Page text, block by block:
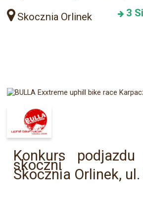
Skocznia Orlinek 3
Konkurs
skoczni
Skocznia Orlinek,